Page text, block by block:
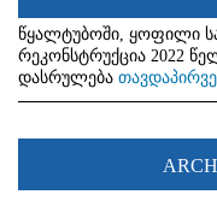
წყალტუბოში, ყოფილი
რეკონსტრუქცია 2022
დასრულება